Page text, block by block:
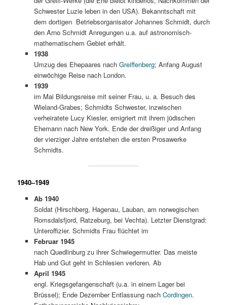
Schwester Luzie leben in den USA). Bekanntschaft mit
dem dortigen Betriebsorganisator Johannes Schmidt, durch
den Arno Schmidt Anregungen u.a. auf astronomisch-
mathematischem Gebiet erhält.
1938
Umzug des Ehepaares nach Greiffenberg; Anfang August
einwöchige Reise nach London.
1939
im Mai Bildungsreise mit seiner Frau, u. a. Besuch des
Wieland-Grabes; Schmidts Schwester, inzwischen
verheiratete Lucy Kiesler, emigriert mit ihrem jüdischen
Ehemann nach New York. Ende der dreißiger und Anfang
der vierziger Jahre entstehen die ersten Prosawerke
Schmidts.
1940–1949
Ab 1940
Soldat (Hirschberg, Hagenau, Lauban, am norwegischen
Romsdalsfjord, Ratzeburg, bei Vechta). Letzter Dienstgrad:
Unteroffizier. Schmidts Frau flüchtet im
Februar 1945
nach Quedlinburg zu ihrer Schwiegermutter. Das meiste
Hab und Gut geht in Schlesien verloren. Ab
April 1945
engl. Kriegsgefangenschaft (u.a. in einem Lager bei
Brüssel); Ende Dezember Entlassung nach Cordingen.